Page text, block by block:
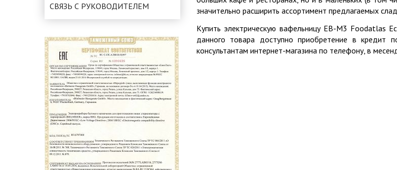
СВЯЗЬ С РУКОВОДИТЕЛЕМ
значительно расширить ассортимент предлагаемых
Купить электрическую вафельницу EB-M3 Foodatlas
данного товара доступно приобретение в кредит
консультантам интернет-магазина по телефону, в